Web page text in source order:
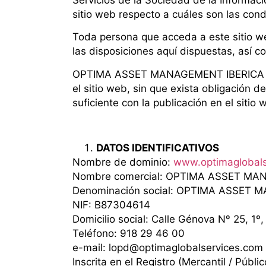
sitio web respecto a cuáles son las
Toda persona que acceda a este sitio
las disposiciones aquí dispuestas, así
OPTIMA ASSET MANAGEMENT
el sitio web, sin que exista obligación
suficiente con la publicación en el sitio
DATOS IDENTIFICATIVOS
Nombre de dominio:
Nombre comercial: OPTIMA ASSET
Denominación social: OPTIMA ASSET
NIF: B87304614
Domicilio social: Calle Génova Nº 25,
Teléfono: 918 29 46 00
e-mail: lopd@optimaglobalservices.com
Inscrita en el Registro (Mercantil /